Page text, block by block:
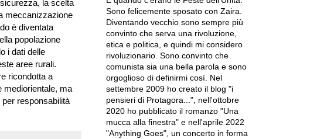
la scelta
meccanizzazione
è diventata
popolazione
i dati delle
aree rurali.
ricondotta a
mediorientale, ma
responsabilità
Sono felicemente sposato con Zaira.
Diventando vecchio sono sempre più
convinto che serva una rivoluzione,
etica e politica, e quindi mi considero
rivoluzionario. Sono convinto che
comunista sia una bella parola e sono
orgoglioso di definirmi così. Nel
settembre 2009 ho creato il blog "i
pensieri di Protagora...", nell'ottobre
2020 ho pubblicato il romanzo "Una
mucca alla finestra" e nell'aprile 2022
"Anything Goes", un concerto in forma